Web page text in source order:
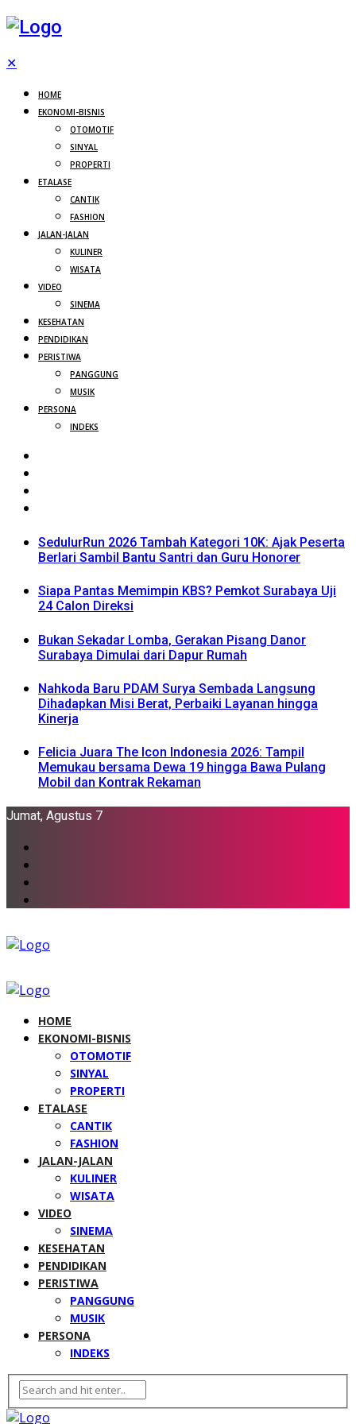
✕
HOME
EKONOMI-BISNIS
OTOMOTIF
SINYAL
PROPERTI
ETALASE
CANTIK
FASHION
JALAN-JALAN
KULINER
WISATA
VIDEO
SINEMA
KESEHATAN
PENDIDIKAN
PERISTIWA
PANGGUNG
MUSIK
PERSONA
INDEKS
SedulurRun 2026 Tambah Kategori 10K: Ajak Peserta
Berlari Sambil Bantu Santri dan Guru Honorer
Siapa Pantas Memimpin KBS? Pemkot Surabaya Uji
24 Calon Direksi
Bukan Sekadar Lomba, Gerakan Pisang Danor
Surabaya Dimulai dari Dapur Rumah
Nahkoda Baru PDAM Surya Sembada Langsung
Dihadapkan Misi Berat, Perbaiki Layanan hingga
Kinerja
Felicia Juara The Icon Indonesia 2026: Tampil
Memukau bersama Dewa 19 hingga Bawa Pulang
Mobil dan Kontrak Rekaman
Jumat, Agustus 7
HOME
EKONOMI-BISNIS
OTOMOTIF
SINYAL
PROPERTI
ETALASE
CANTIK
FASHION
JALAN-JALAN
KULINER
WISATA
VIDEO
SINEMA
KESEHATAN
PENDIDIKAN
PERISTIWA
PANGGUNG
MUSIK
PERSONA
INDEKS